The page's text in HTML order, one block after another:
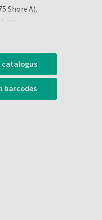
Shore A).
tanden en
catalogus
barcodes